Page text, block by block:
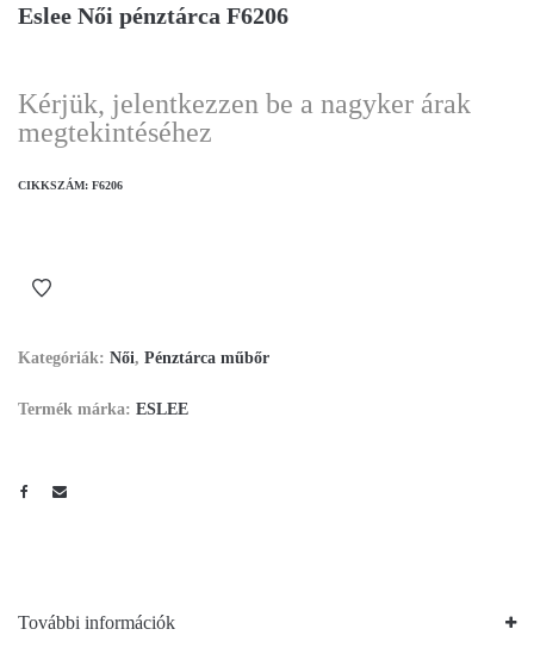
Eslee Női pénztárca F6206
Kérjük, jelentkezzen be a nagyker árak
megtekintéséhez
CIKKSZÁM: F6206
Kategóriák: Női, Pénztárca műbőr
Termék márka: ESLEE
További információk